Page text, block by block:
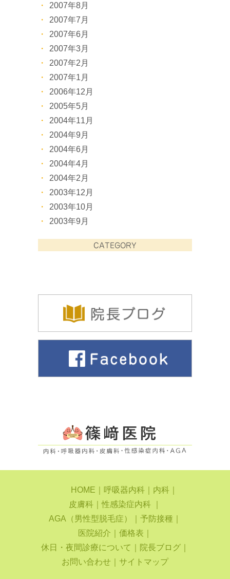
2007年8月
2007年7月
2007年6月
2007年3月
2007年2月
2007年1月
2006年12月
2005年5月
2004年11月
2004年9月
2004年6月
2004年4月
2004年2月
2003年12月
2003年10月
2003年9月
CATEGORY
HOME 呼吸器内科 内科
皮膚科 ｜性感染症内科
AGA（男性型脱毛症）
予防接種
医院紹介
価格表
休日・夜間診療について
院長ブログ
お問い合わせ
サイトマップ